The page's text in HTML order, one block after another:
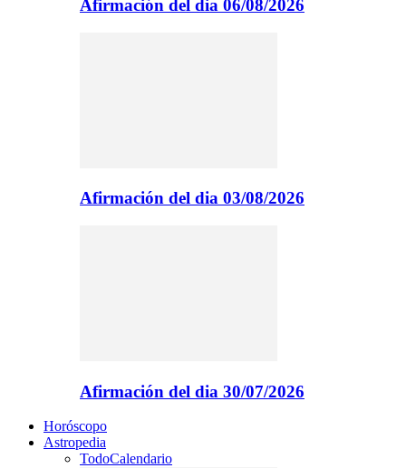
Afirmación del dia 06/08/2026
Afirmación del dia 03/08/2026
Afirmación del dia 30/07/2026
Horóscopo
Astropedia
TodoCalendario